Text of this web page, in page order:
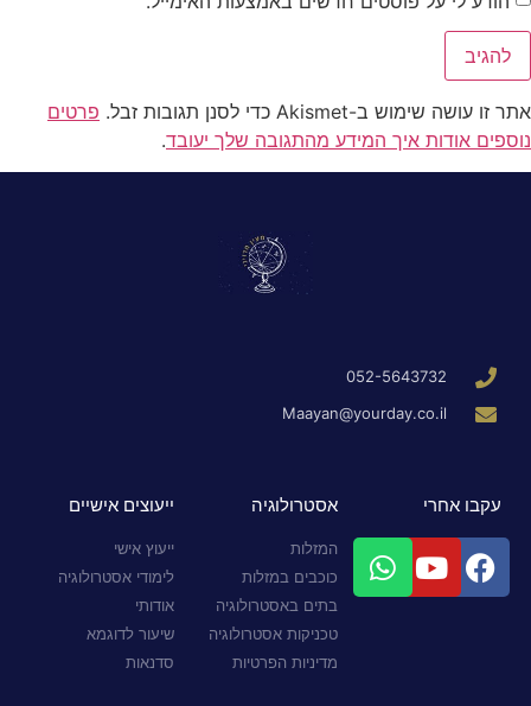
אתר זו עושה שימוש ב-Akismet כדי לסנן תגובות זבל.
פרטים
נוספים אודות איך המידע מהתגובה שלך יעובד.
052-5643732
Maayan@yourday.co.il
עקבו אחרי אסטרולוגיה
המזלות
כוכבים במזלות
בתים באסטרולוגיה
טכניקות אסטרולוגיה
מדיניות הפרטיות
ייעוצים אישיים
ייעוץ אישי
לימודי אסטרולוגיה
אודותי
שיעור לדוגמא
סדנאות